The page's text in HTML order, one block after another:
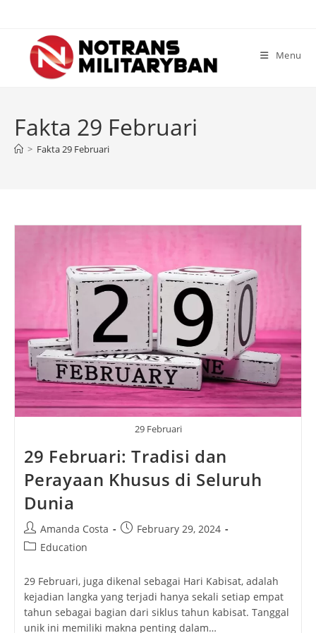
content
Menu
Fakta 29 Februari
> Fakta 29 Februari
29 Februari
29 Februari: Tradisi dan
Perayaan Khusus di Seluruh
Dunia
Post
author:
Amanda Costa
PostFebruary 29, 2024
PostEducation
29 Februari, juga dikenal sebagai Hari Kabisat, adalah
kejadian langka yang terjadi hanya sekali setiap empat
tahun sebagai bagian dari siklus tahun kabisat. Tanggal
unik ini memiliki makna penting dalam…